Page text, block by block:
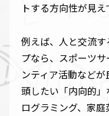
トする方向性が見え
例えば、人と交流
プなら、スポーツ
ンティア活動など
頭したい「内向的
ログラミング、家